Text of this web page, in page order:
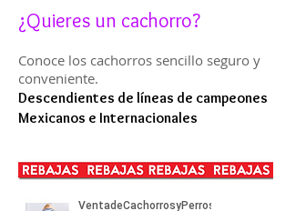
¿Quieres un cachorro?
Conoce los cachorros sencillo seguro y
conveniente.
Descendientes de líneas de campeones
Mexicanos e Internacionales